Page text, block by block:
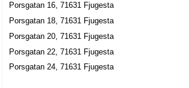
Porsgatan 16, 71631 Fjugesta
Porsgatan 18, 71631 Fjugesta
Porsgatan 20, 71631 Fjugesta
Porsgatan 22, 71631 Fjugesta
Porsgatan 24, 71631 Fjugesta